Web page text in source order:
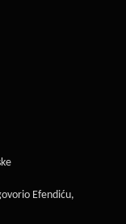
Efendiću,